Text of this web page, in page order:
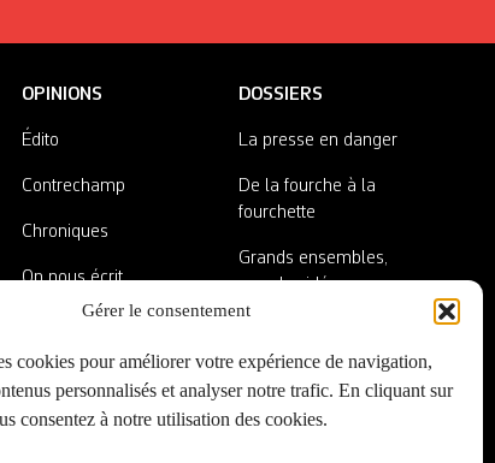
Gérer le consentement
cookies pour améliorer votre expérience de navigation,
personnalisés et analyser notre trafic. En cliquant sur
consentez à notre utilisation des cookies.
OPINIONS
Édito
Contrechamp
Chroniques
On nous écrit
Nos invité·es
A côté de la plaque
DOSSIERS
La presse en danger
De la fourche à la
fourchette
Grands ensembles,
grandes idées